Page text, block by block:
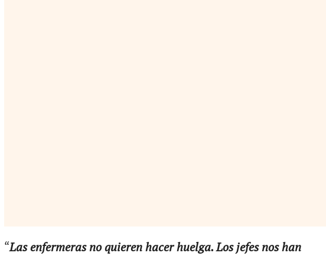
“Las enfermeras no quieren hacer huelga. Los jefes nos han